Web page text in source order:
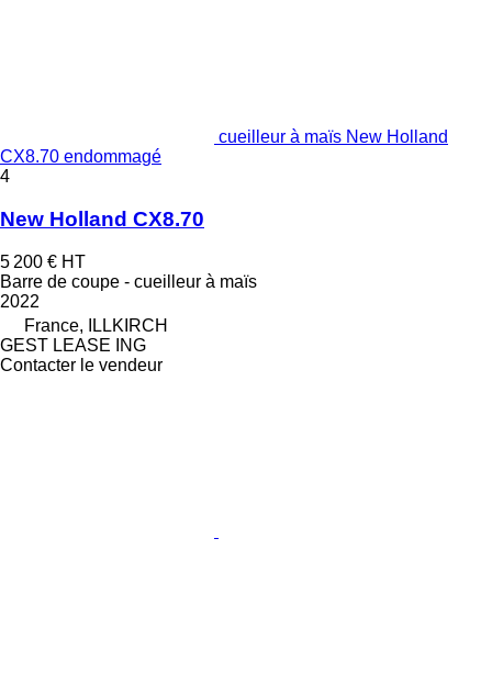
cueilleur à maïs New Holland
CX8.70 endommagé
4
New Holland CX8.70
5 200 € HT
Barre de coupe - cueilleur à maïs
2022
France, ILLKIRCH
GEST LEASE ING
Contacter le vendeur